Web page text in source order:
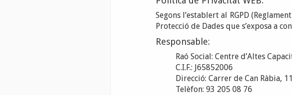
Segons l’establert al RGPD
Protecció de Dades que s’exposa a
Responsable:
Raó Social: Centre d’Altes
C.I.F.: J65852006
Direcció: Carrer de Can Ràbia, 11
Telèfon: 93 205 08 76